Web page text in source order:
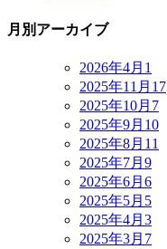
月別アーカイブ
2026年4月 1
2025年11月 17
2025年10月 7
2025年9月 10
2025年8月 11
2025年7月 9
2025年6月 6
2025年5月 5
2025年4月 3
2025年3月 7